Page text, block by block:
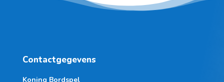
Contactgegevens
Koning Bordspel